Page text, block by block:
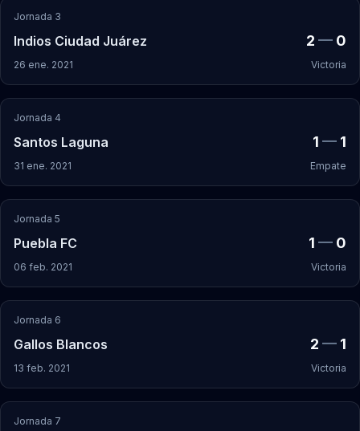
Jornada 3
Indios Ciudad Juárez 2 — 0
26 ene. 2021 Victoria
Jornada 4
Santos Laguna 1 — 1
31 ene. 2021 Empate
Jornada 5
Puebla FC 1 — 0
06 feb. 2021 Victoria
Jornada 6
Gallos Blancos 2 — 1
13 feb. 2021 Victoria
Jornada 7